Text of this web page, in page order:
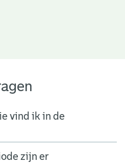
vind ik in de
zijn er